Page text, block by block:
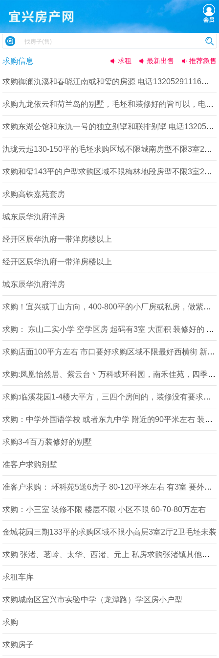
求购信息 推荐急售
最新出售
求租
求购御澜氿溪和春晓江南或和玺的房源 电话13205291116求购城东区龙信御澜氿溪春晓江南
求购九龙依云和荷兰岛的别墅，毛坯和装修好的皆可以，电话号码13205291116求购区域不限
求购东湖公馆和东氿一号的独立别墅和联排别墅 电话13205291116求购城东区联排别墅装修
氿珑云起130-150平的毛坯求购区域不限城南房型不限3室2厅2卫毛坯未装
求购和玺143平的户型求购区域不限梅林地段房型不限3室2厅2卫装修不限
求购高铁嘉苑套房
城东辰华氿府洋房
经开区辰华氿府一带洋房楼以上
经开区辰华氿府一带洋房楼以上
城东辰华氿府洋房
求购！宜兴或丁山方向，400-800平的小厂房或私房，做紫砂行的求购丁蜀镇宜兴往丁山方向
求购： 东山二实小学 空学区房 起码有3室 大面积 装修好的 100万内求购城南区东山新村
求购店面100平方左右 市口要好求购区域不限最好西横街 新天地附近房型不限装修不限2
求购:凤凰怡然居、紫云台丶万科或环科园，南禾佳苑，四季景苑，120平左右一
求购:临溪花园1-4楼大平方，三四个房间的，装修没有要求，有性价比高的纯一
求购：中学外国语学校 或者东九中学 附近的90平米左右 装修好得 90万左右房
求购3-4百万装修好的别墅
准客户求购别墅
准客户求购： 环科苑5送6房子 80-120平米左右 有3室 要外楼梯
求购：小三室 装修不限 楼层不限 小区不限 60-70-80万左右
金城花园三期133平的求购区域不限小高层3室2厅2卫毛坯未装
求购 张渚、茗岭、太华、西渚、元上 私房求购张渚镇其他乡下私房 带院子简单装修15---
求租车库
求购城南区宜兴市实验中学（龙潭路）学区房小户型
求购
求购房子